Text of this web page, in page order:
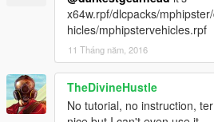
x64w.rpf/dlcpacks/
hicles/mphipstervehicles.rpf
11 Tháng năm, 2016
TheDivineHustle
No tutorial, no instruction,